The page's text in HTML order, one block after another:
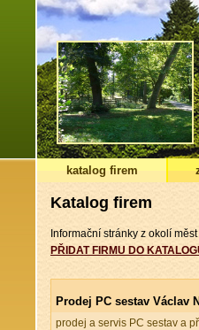
katalog firem
Katalog firem
Informační stránky z okolí měst
PŘIDAT FIRMU DO
Prodej PC sestav Václav
prodej a servis PC sestav a